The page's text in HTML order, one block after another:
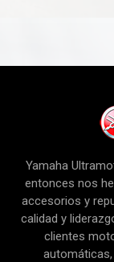
Yamaha
entonces nos
accesorios y
calidad y
clientes